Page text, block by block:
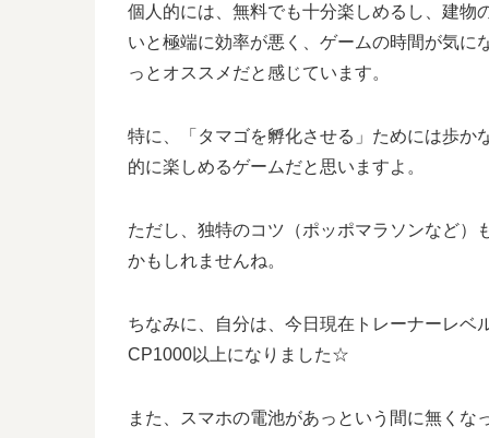
個人的には、無料でも十分楽しめるし、建物
いと極端に効率が悪く、ゲームの時間が気に
っとオススメだと感じています。
特に、「タマゴを孵化させる」ためには歩か
的に楽しめるゲームだと思いますよ。
ただし、独特のコツ（ポッポマラソンなど）
かもしれませんね。
ちなみに、自分は、今日現在トレーナーレベ
CP1000以上になりました☆
また、スマホの電池があっという間に無く